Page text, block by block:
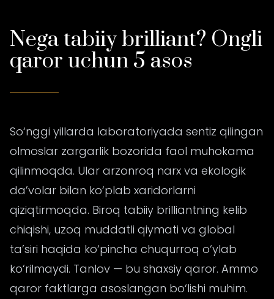
Nega tabiiy brilliant? Ongli
qaror uchun 5 asos
So‘nggi yillarda laboratoriyada sentiz qilingan
olmoslar zargarlik bozorida faol muhokama
qilinmoqda. Ular arzonroq narx va ekologik
da’volar bilan ko‘plab xaridorlarni
qiziqtirmoqda. Biroq tabiiy brilliantning kelib
chiqishi, uzoq muddatli qiymati va global
ta’siri haqida ko‘pincha chuqurroq o‘ylab
ko‘rilmaydi. Tanlov — bu shaxsiy qaror. Ammo
qaror faktlarga asoslangan bo‘lishi muhim.